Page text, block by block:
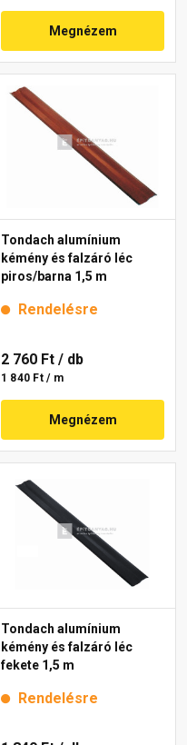
Megnézem
Tondach alumínium
kémény és falzáró léc
piros/barna 1,5 m
Rendelésre
2 760 Ft / db
1 840 Ft / m
Megnézem
Tondach alumínium
kémény és falzáró léc
fekete 1,5 m
Rendelésre